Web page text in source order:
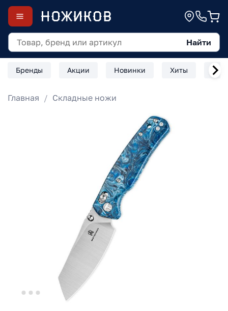
Найти
Бренды Акции Новинки Хиты
Главная Складные ножи